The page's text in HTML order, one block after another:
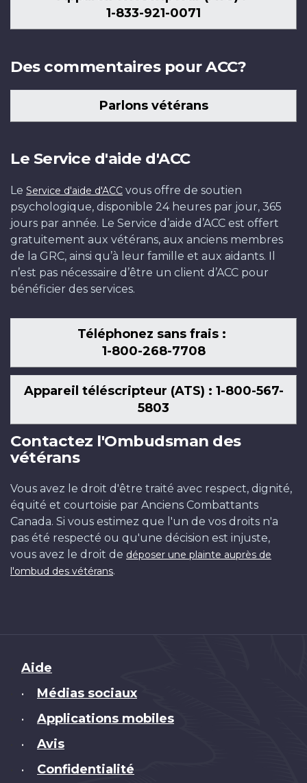
1-833-921-0071
Des commentaires pour ACC?
Parlons vétérans
Le Service d'aide d'ACC
Le Service d'aide d'ACC vous offre de soutien
psychologique, disponible 24 heures par jour, 365
jours par année. Le Service d’aide d’ACC est offert
gratuitement aux vétérans, aux anciens membres
de la GRC, ainsi qu’à leur famille et aux aidants. Il
n’est pas nécessaire d’être un client d’ACC pour
bénéficier des services.
Téléphonez sans frais :
1-800-268-7708
Appareil téléscripteur (ATS) : 1-800-567-
5803
Contactez l'Ombudsman des
vétérans
Vous avez le droit d'être traité avec respect, dignité,
équité et courtoisie par Anciens Combattants
Canada. Si vous estimez que l'un de vos droits n'a
pas été respecté ou qu'une décision est injuste,
vous avez le droit de déposer une plainte auprès de
l'ombud des vétérans.
Brand
Aide
• Médias sociaux
• Applications mobiles
• Avis
• Confidentialité